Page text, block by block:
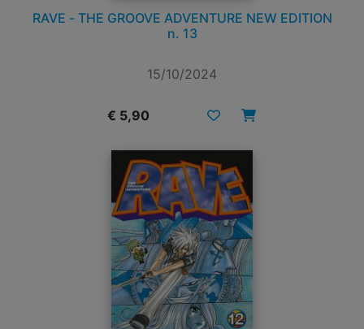
RAVE - THE GROOVE ADVENTURE NEW EDITION
n. 13
15/10/2024
€ 5,90